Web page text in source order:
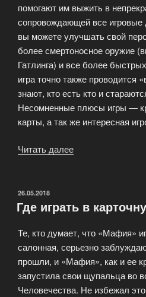
помогают им выжить в
сопровождающей все игровые
вы можете улучшать свой
более смертоносное оружие
Гатлинга) и все более
игра точно также проводится
знают, кто есть кто и
Несомненные плюсы игры —
карты, а так же интересная
Читать далее
ОПУБЛИКОВАНО
26.05.2018
Где играть в
Те, кто думает, что «Мафия»
салонная, серьезно
прошли, и «Мафия», как и ее
запустила свои щупальца во
Человечества. Не избежал